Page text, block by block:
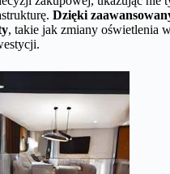
Dzięki
, takie jak zmiany oświetlenia